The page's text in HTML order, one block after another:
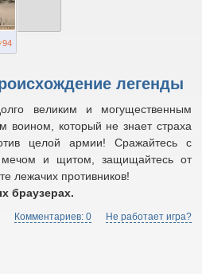
легенды
великим и могущественным
воином, который не знает страха
целой армии! Сражайтесь с
мечом и щитом, защищайтесь от
лежачих противников!
браузерах.
Комментариев: 0 Не работает игра?
94